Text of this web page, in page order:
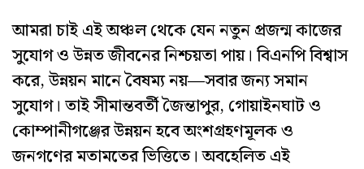
আমরা চাই এই অঞ্চল থেকে যেন নতুন প্রজন্ম কাজের
সুযোগ ও উন্নত জীবনের নিশ্চয়তা পায়। বিএনপি বিশ্বাস
করে, উন্নয়ন মানে বৈষম্য নয়—সবার জন্য সমান
সুযোগ। তাই সীমান্তবর্তী জৈন্তাপুর, গোয়াইনঘাট ও
কোম্পানীগঞ্জের উন্নয়ন হবে অংশগ্রহণমূলক ও
জনগণের মতামতের ভিত্তিতে। অবহেলিত এই